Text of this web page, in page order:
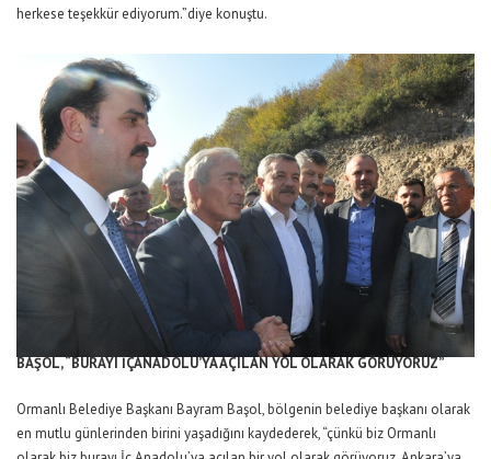
herkese teşekkür ediyorum.”diye konuştu.
BAŞOL, “BURAYI İÇANADOLU’YA AÇILAN YOL OLARAK GÖRÜYORUZ”
Ormanlı Belediye Başkanı Bayram Başol, bölgenin belediye başkanı olarak
en mutlu günlerinden birini yaşadığını kaydederek, “çünkü biz Ormanlı